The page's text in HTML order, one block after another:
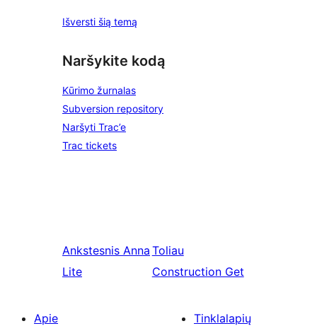
Išversti šią temą
Naršykite kodą
Kūrimo žurnalas
Subversion repository
Naršyti Trac’e
Trac tickets
Ankstesnis Anna
Lite
Toliau
Construction Get
Apie
Tinklalapių